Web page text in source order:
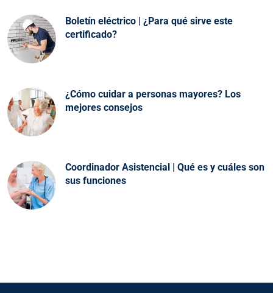
Boletín eléctrico | ¿Para qué sirve este
certificado?
¿Cómo cuidar a personas mayores? Los
mejores consejos
Coordinador Asistencial | Qué es y cuáles son
sus funciones